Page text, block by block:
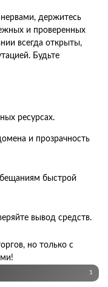
держитесь
и проверенных
всегда открыты,
Будьте
ресурсах.
и прозрачность
быстрой
вывод средств.
но только с
1